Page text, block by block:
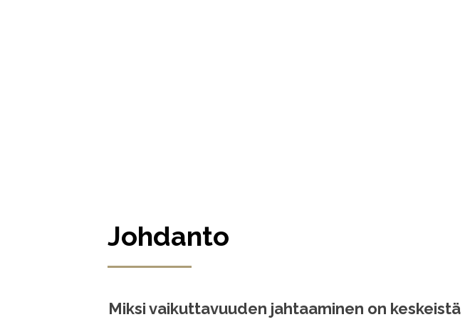
Johdanto
Miksi vaikuttavuuden jahtaaminen on keskeistä